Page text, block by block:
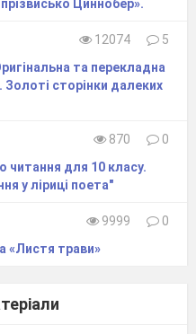
на її творчість.
повне
часи на засланні –
знаходиться в темряві.
відчув
під опіку його
відео про
Циннобер».
12074
5
та перекладна
Золоті сторінки далеких
870
0
читання для 10 класу.
у ліриці поета"
9999
0
«Листя трави»